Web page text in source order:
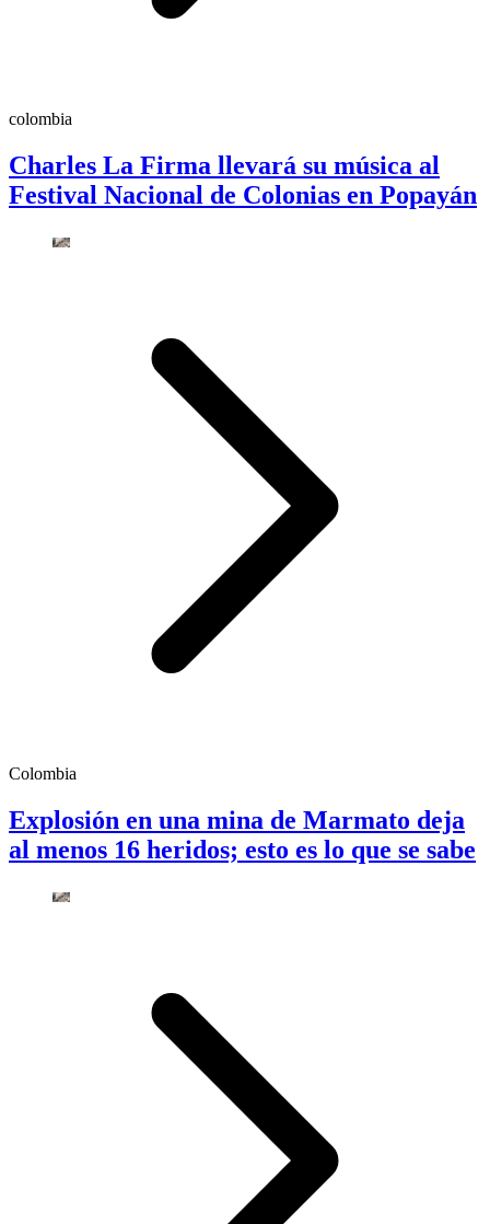
colombia
Charles La Firma llevará su música al
Festival Nacional de Colonias en Popayán
Colombia
Explosión en una mina de Marmato deja
al menos 16 heridos; esto es lo que se sabe